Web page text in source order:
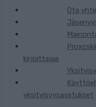
Ota
kirjoittajaa
yksityisyysasetukset